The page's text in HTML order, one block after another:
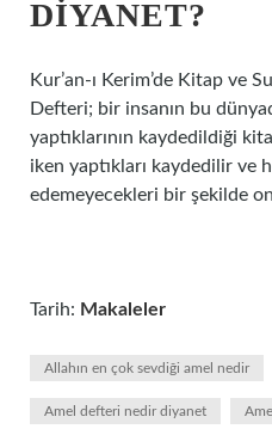
DIYANET?
Kur’an-ı Kerim’de Kitap ve
Defteri; bir insanın bu
yaptıklarının kaydedildiği
iken yaptıkları kaydedilir ve
edemeyecekleri bir şekilde
Tarih: Makaleler
Allahın en çok sevdiği amel nedir
Amel defteri nedir diyanet